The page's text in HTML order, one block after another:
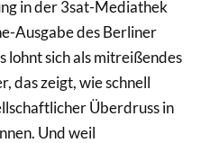
in der 3sat-Mediathek
Ausgabe des Berliner
lohnt sich als mitreißendes
das zeigt, wie schnell
Überdruss in
Und weil